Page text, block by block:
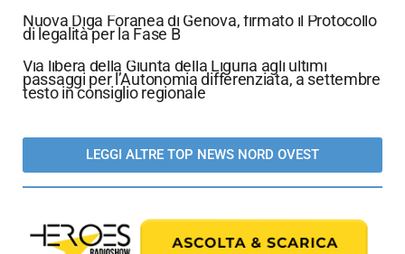
Nuova Diga Foranea di Genova, firmato il Protocollo
di legalità per la Fase B
Via libera della Giunta della Liguria agli ultimi
passaggi per l’Autonomia differenziata, a settembre
testo in consiglio regionale
LEGGI ALTRE TOP NEWS NORD OVEST